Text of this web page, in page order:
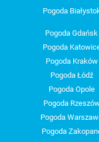
Pogoda
Pogoda Gdańsk
Pogoda
Pogoda Kraków
Pogoda Łódź
Pogoda Opole
Pogoda
Pogoda
Pogoda